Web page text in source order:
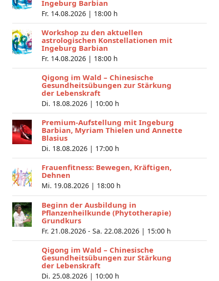
Ingeburg Barbian
Fr. 14.08.2026 | 18:00 h
Workshop zu den aktuellen
astrologischen Konstellationen mit
Ingeburg Barbian
Fr. 14.08.2026 | 18:00 h
Qigong im Wald – Chinesische
Gesundheitsübungen zur Stärkung
der Lebenskraft
Di. 18.08.2026 | 10:00 h
Premium-Aufstellung mit Ingeburg
Barbian, Myriam Thielen und Annette
Blasius
Di. 18.08.2026 | 17:00 h
Frauenfitness: Bewegen, Kräftigen,
Dehnen
Mi. 19.08.2026 | 18:00 h
Beginn der Ausbildung in
Pflanzenheilkunde (Phytotherapie)
Grundkurs
Fr. 21.08.2026 - Sa. 22.08.2026 | 15:00 h
Qigong im Wald – Chinesische
Gesundheitsübungen zur Stärkung
der Lebenskraft
Di. 25.08.2026 | 10:00 h